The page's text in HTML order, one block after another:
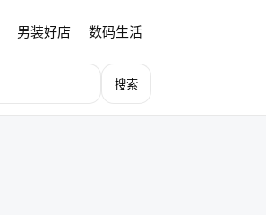
男装好店 数码生活
搜索